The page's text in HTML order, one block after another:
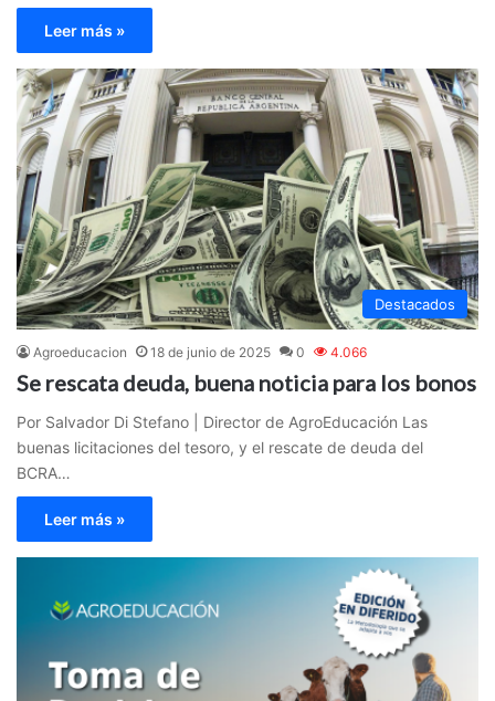
Leer más »
Destacados
Agroeducacion 18 de junio de 2025 0 4.066
Se rescata deuda, buena noticia para los bonos
Por Salvador Di Stefano | Director de AgroEducación Las
buenas licitaciones del tesoro, y el rescate de deuda del
BCRA…
Leer más »